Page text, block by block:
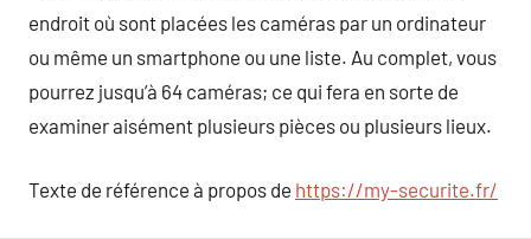
endroit où sont placées les caméras par un ordinateur
ou même un smartphone ou une liste. Au complet, vous
pourrez jusqu’à 64 caméras; ce qui fera en sorte de
examiner aisément plusieurs pièces ou plusieurs lieux.
Texte de référence à propos de https://my-securite.fr/